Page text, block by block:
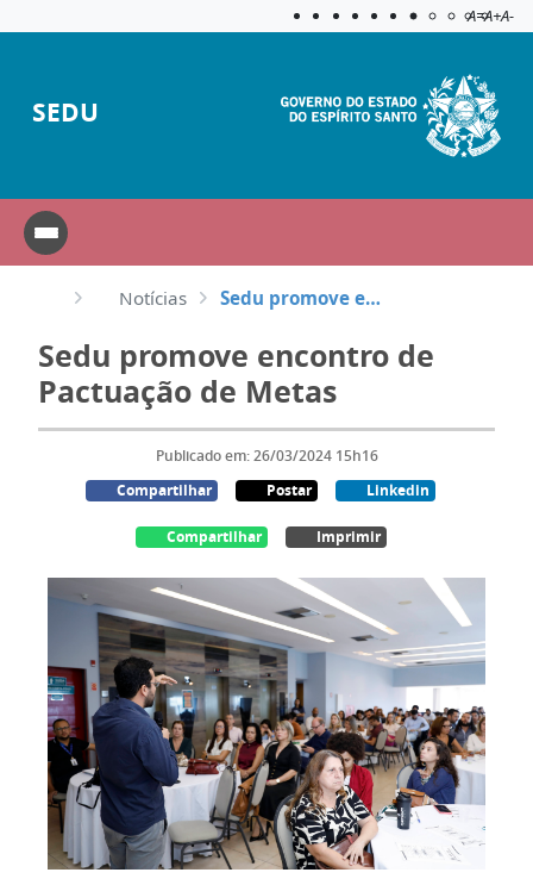
Aplicar
A=A+A-
SEDU
Notícias Sedu promove encontro de Pactuação de Metas
Sedu promove encontro de
Pactuação de Metas
Publicado em: 26/03/2024 15h16
Compartilhar
Postar Linkedin
Compartilhar Imprimir